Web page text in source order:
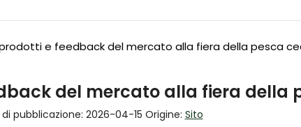
e feedback del mercato alla fiera della pesca
del mercato alla fiera della
pubblicazione: 2026-04-15 Origine: Sito